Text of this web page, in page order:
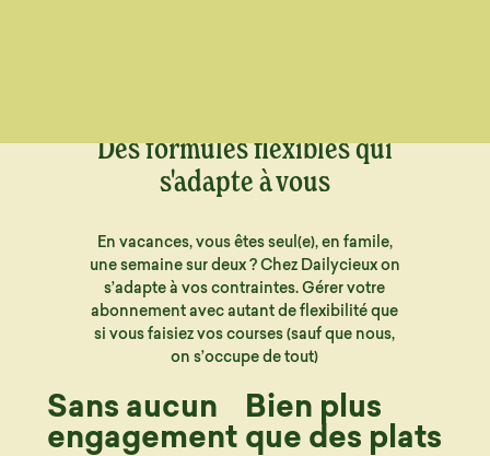
Des formules flexibles qui
s'adapte à vous
En vacances, vous êtes seul(e), en famile,
une semaine sur deux ? Chez Dailycieux on
s’adapte à vos contraintes. Gérer votre
abonnement avec autant de flexibilité que
si vous faisiez vos courses (sauf que nous,
on s’occupe de tout)
Sans aucun
engagement
Bien plus
que des plats